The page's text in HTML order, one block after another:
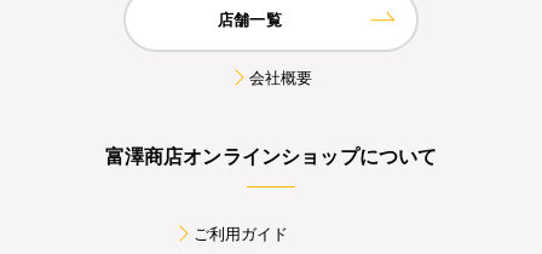
店舗一覧
会社概要
富澤商店オンラインショップについて
ご利用ガイド